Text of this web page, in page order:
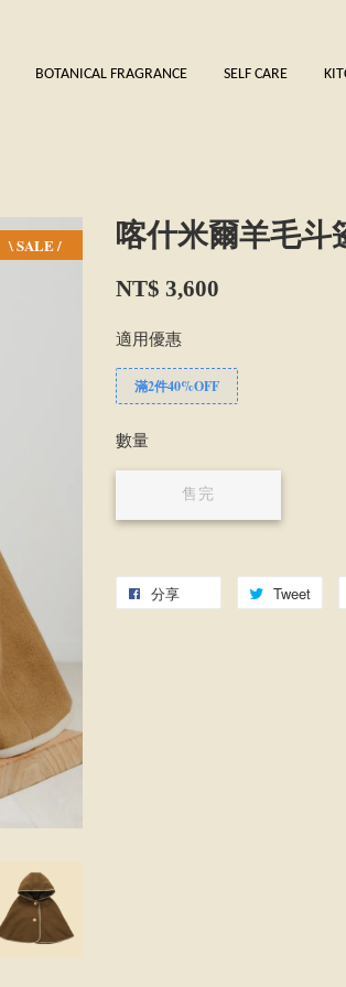
BOTANICAL FRAGRANCE SELF CARE
\ SALE / 喀什米爾羊毛斗
NT$ 3,600
適用優惠
滿2件40%OFF
數量
售完
分享 Tweet